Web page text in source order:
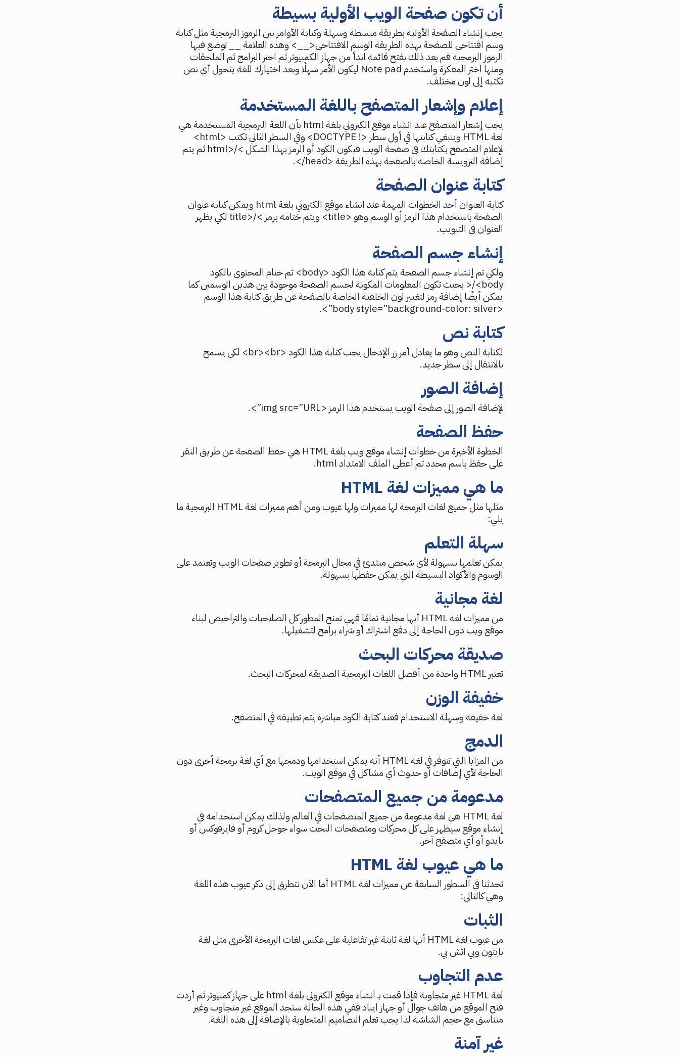
أن تكون صفحة الويب الأولية بسيطة
يجب إنشاء الصفحة الأولية بطريقة مبسطة وسهلة وكتابة الأوامر بين الرموز البرمجية مثل كتابة
وسم افتتاحي للصفحة بهذه الطريقة الوسم الافتتاحي<__> وهذه العلامة __ توضع فيها
الرموز البرمجية قم بعد ذلك بفتح قائمة ابدأ من جهاز الكمبيوتر ثم اختر البرامج ثم الملحقات
ومنها اختر المفكرة واستخدم Note pad ليكون الأمر سهلًا وبعد اختيارك للغة يتحول أي نص
تكتبه إلى لون مختلف.
إعلام وإشعار المتصفح باللغة المستخدمة
يجب إشعار المتصفح عند انشاء موقع الكتروني بلغة html بأن اللغة البرمجية المستخدمة هي
لغة HTML وينبغي كتابتها في أول سطر <! DOCTYPE> وفي السطر الثاني تكتب <html>
لإعلام المتصفح بكتابتك في صفحة الويب فيكون الكود أو الرمز بهذا الشكل >/<html ثم يتم
إضافة الترويسة الخاصة بالصفحة بهذه الطريقة <head/>.
كتابة عنوان الصفحة
كتابة العنوان أحد الخطوات المهمة عند انشاء موقع الكتروني بلغة html ويمكن كتابة عنوان
الصفحة باستخدام هذا الرمز أو الوسم وهو <title> ويتم ختامه برمز >/<title لكي يظهر
العنوان في التبويب.
إنشاء جسم الصفحة
ولكي تم إنشاء جسم الصفحة يتم كتابة هذا الكود <body> ثم ختام المحتوى بالكود
body>/< بحيث تكون المعلومات المكونة لجسم الصفحة موجودة بين هذين الوسمين كما
يمكن أيضًا إضافة رمز لتغيير لون الخلفية الخاصة بالصفحة عن طريق كتابة هذا الوسم
<body style=”background-color: silver”>.
كتابة نص
لكتابة النص وهو ما يعادل أمر زر الإدخال يجب كتابة هذا الكود <br><br> لكي يسمح
بالانتقال إلى سطر جديد.
إضافة الصور
لإضافة الصور إلى صفحة الويب يستخدم هذا الرمز <img src=”URL”>.
حفظ الصفحة
الخطوة الأخيرة من خطوات إنشاء موقع ويب بلغة HTML هي حفظ الصفحة عن طريق النقر
على حفظ باسم محدد ثم أعطى الملف الامتداد html.
ما هي مميزات لغة HTML
مثلها مثل جميع لغات البرمجة لها مميزات ولها عيوب ومن أهم مميزات لغة HTML البرمجية ما
يلي:
سهلة التعلم
يمكن تعلمها بسهولة لأي شخص مبتدئ في مجال البرمجة أو تطوير صفحات الويب وتعتمد على
الوسوم والأكواد البسيطة التي يمكن حفظها بسهولة.
لغة مجانية
من مميزات لغة HTML أنها مجانية تمامًا فهي تمنح المطور كل الصلاحيات والتراخيص لبناء
موقع ويب دون الحاجة إلى دفع اشتراك أو شراء برامج لتشغيلها.
صديقة محركات البحث
تعتبر HTML واحدة من أفضل اللغات البرمجية الصديقة لمحركات البحث.
خفيفة الوزن
لغة خفيفة وسهلة الاستخدام فعند كتابة الكود مباشرة يتم تطبيقه في المتصفح.
الدمج
من المزايا التي تتوفر في لغة HTML أنه يمكن استخدامها ودمجها مع أي لغة برمجة أخرى دون
الحاجة لأي إضافات أو حدوث أي مشاكل في موقع الويب.
مدعومة من جميع المتصفحات
لغة HTML هي لغة مدعومة من جميع المتصفحات في العالم ولذلك يمكن استخدامه في
إنشاء موقع سيظهر على كل محركات ومتصفحات البحث سواء جوجل كروم أو فايرفوكس أو
بايدو أو أي متصفح آخر.
ما هي عيوب لغة HTML
تحدثنا في السطور السابقة عن مميزات لغة HTML أما الآن نتطرق إلى ذكر عيوب هذه اللغة
وهي كالتالي:
الثبات
من عيوب لغة HTML أنها لغة ثابتة غير تفاعلية على عكس لغات البرمجة الأخرى مثل لغة
بايثون وبي اتش بي.
عدم التجاوب
لغة HTML غير متجاوبة فإذا قمت بـ انشاء موقع الكتروني بلغة html على جهاز كمبيوتر ثم أردت
فتح الموقع من هاتف جوال أو جهاز ايباد ففي هذه الحالة ستجد الموقع غير متجاوب وغير
متناسق مع حجم الشاشة لذا يجب تعلم التصاميم المتجاوبة بالإضافة إلى هذه اللغة.
غير آمنة